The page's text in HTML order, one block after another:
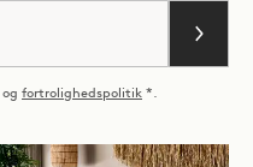
og fortrolighedspolitik *.